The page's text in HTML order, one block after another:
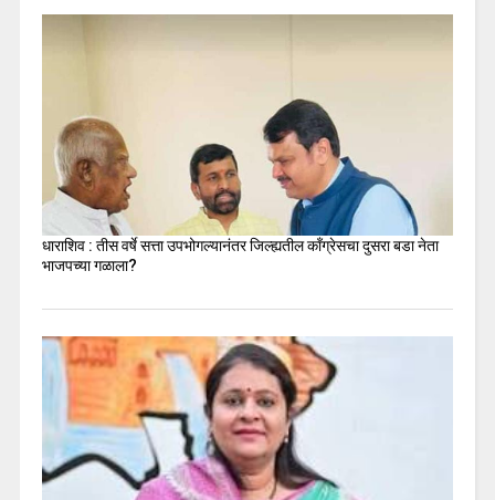
धाराशिव : तीस वर्षे सत्ता उपभोगल्यानंतर जिल्ह्यतील कॉंग्रेसचा दुसरा बडा नेता
भाजपच्या गळाला?